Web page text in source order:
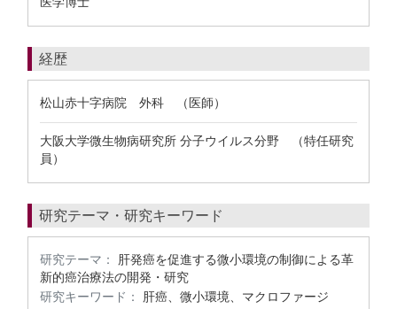
経歴
松山赤十字病院 外科 （医師）
大阪大学微生物病研究所 分子ウイルス分野 （特任研究
員）
研究テーマ・研究キーワード
研究テーマ：
肝発癌を促進する微小環境の制御による革
新的癌治療法の開発・研究
研究キーワード：
肝癌、微小環境、マクロファージ